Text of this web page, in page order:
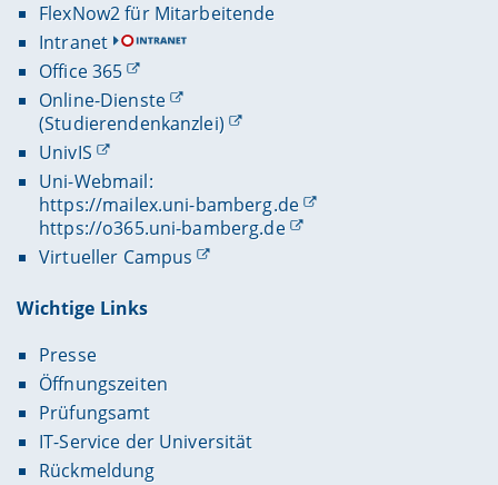
FlexNow2 für Mitarbeitende
Intranet
Office 365
Online-Dienste
(Studierendenkanzlei)
UnivIS
Uni-Webmail:
https://mailex.uni-bamberg.de
https://o365.uni-bamberg.de
Virtueller Campus
Wichtige Links
Presse
Öffnungszeiten
Prüfungsamt
IT-Service der Universität
Rückmeldung